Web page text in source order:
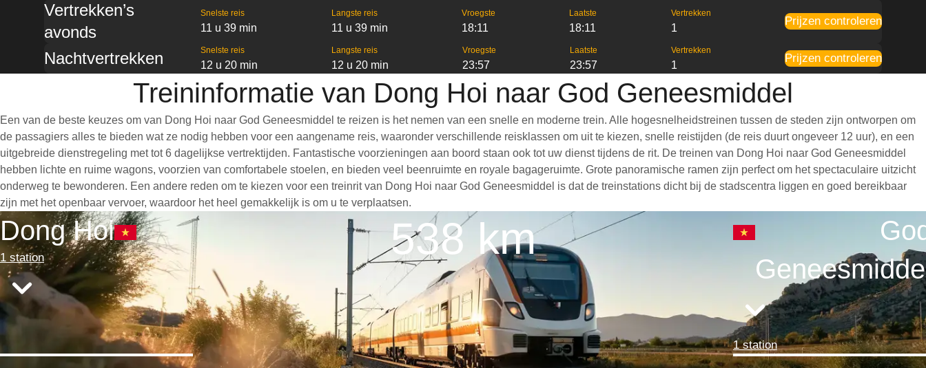
Vertrekken’s
avonds
Snelste reis
11 u 39 min
Langste reis
11 u 39 min
Vroegste
18:11
Laatste
18:11
Vertrekken
1
Prijzen controleren
Nachtvertrekken Snelste reis
12 u 20 min
Langste reis
12 u 20 min
Vroegste
23:57
Laatste
23:57
Vertrekken
1
Prijzen controleren
Treininformatie van Dong Hoi naar God Geneesmiddel
Een van de beste keuzes om van Dong Hoi naar God Geneesmiddel te reizen is het nemen van een snelle en moderne trein. Alle hogesnelheidstreinen tussen de steden zijn ontworpen om
de passagiers alles te bieden wat ze nodig hebben voor een aangename reis, waaronder verschillende reisklassen om uit te kiezen, snelle reistijden (de reis duurt ongeveer 12 uur), en een
uitgebreide dienstregeling met tot 6 dagelijkse vertrektijden. Fantastische voorzieningen aan boord staan ook tot uw dienst tijdens de rit. De treinen van Dong Hoi naar God Geneesmiddel
hebben lichte en ruime wagons, voorzien van comfortabele stoelen, en bieden veel beenruimte en royale bagageruimte. Grote panoramische ramen zijn perfect om het spectaculaire uitzicht
onderweg te bewonderen. Een andere reden om te kiezen voor een treinrit van Dong Hoi naar God Geneesmiddel is dat de treinstations dicht bij de stadscentra liggen en goed bereikbaar
zijn met het openbaar vervoer, waardoor het heel gemakkelijk is om u te verplaatsen.
Dong Hoi
1 station 538 km
1 station